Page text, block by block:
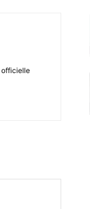
officielle